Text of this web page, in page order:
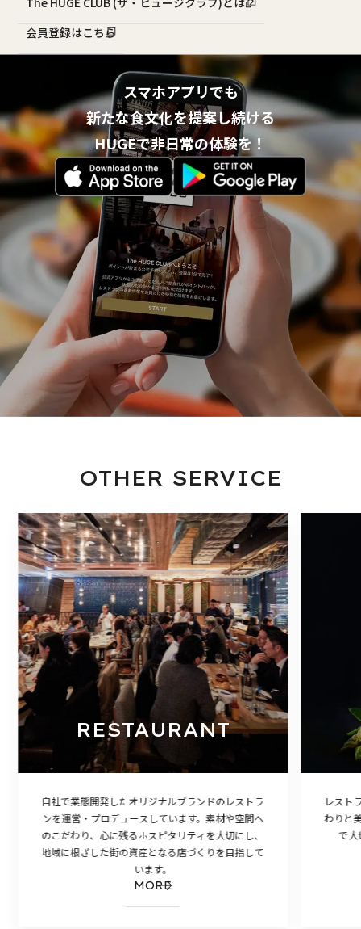
会員登録はこちら
スマホアプリでも
新たな食文化を提案し続ける
HUGEで非日常の体験を！
OTHER SERVICE
RESTAURANT
自社で業態開発したオリジナルブランドのレストラ
ンを運営・プロデュースしています。素材や空間へ
のこだわり、心に残るホスピタリティを大切にし、
地域に根ざした街の資産となる店づくりを目指して
います。
MORE
レスト
わりと
で大